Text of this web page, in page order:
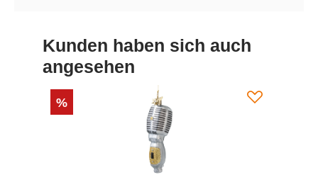
Kunden haben sich auch
angesehen
%